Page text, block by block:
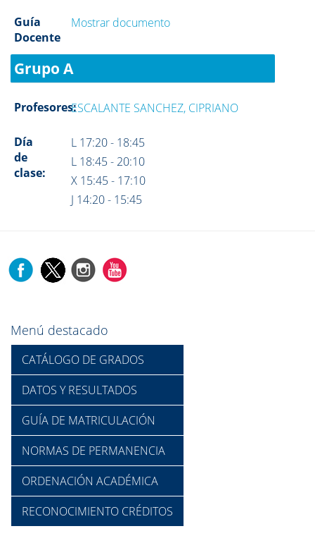
Guía
Docente
Mostrar documento
Grupo A
Profesores:ESCALANTE SANCHEZ, CIPRIANO
Día
de
clase:
L 17:20 - 18:45
L 18:45 - 20:10
X 15:45 - 17:10
J 14:20 - 15:45
Menú destacado
CATÁLOGO DE GRADOS
DATOS Y RESULTADOS
GUÍA DE MATRICULACIÓN
NORMAS DE PERMANENCIA
ORDENACIÓN ACADÉMICA
RECONOCIMIENTO CRÉDITOS